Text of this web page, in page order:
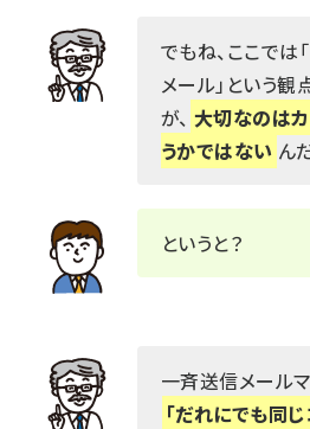
でもね、ここでは
メール」という
が、 大切なのは
うかではない ん
というと？
一斉送信メール
「だれにでも同